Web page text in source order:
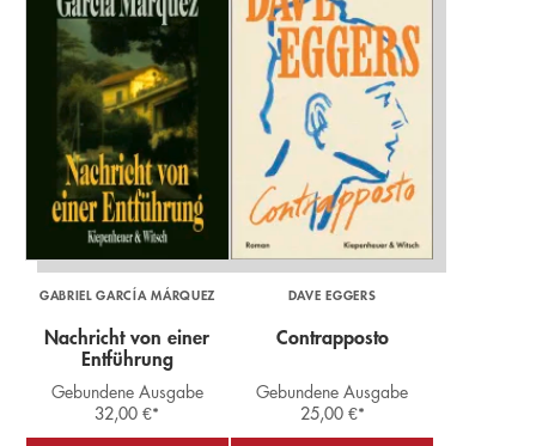
GABRIEL GARCÍA MÁRQUEZ
Nachricht von einer
Entführung
Gebundene Ausgabe
32,00€*
DAVE EGGERS
Contrapposto
Gebundene Ausgabe
25,00 €*